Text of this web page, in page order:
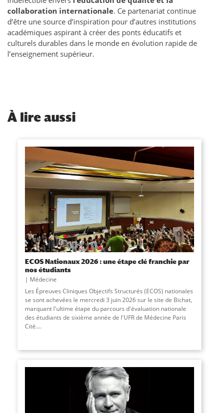
collaboration internationale. Ce partenariat continue
d’être une source d’inspiration pour d’autres institutions
académiques aspirant à créer des ponts éducatifs et
culturels durables dans le monde en évolution rapide de
l’enseignement supérieur.
À lire aussi
ECOS Nationaux 2026 : une étape clé franchie par
nos étudiants
Médecine
Les Épreuves Cliniques Objectifs Structurés (ECOS) nationales
se sont achevées le mercredi 3 juin 2026 sur le site de Bichat,
marquant l'ultime étape du parcours d'évaluation nationale
des étudiants de sixième année de l'UFR de Médecine Paris
Cité....